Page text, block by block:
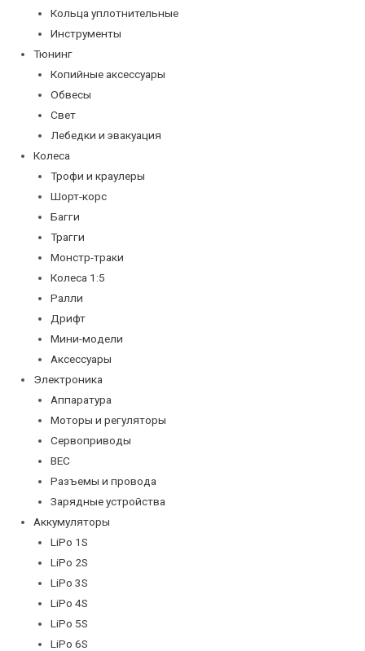
Кольца уплотнительные
Инструменты
Тюнинг
Копийные аксессуары
Обвесы
Свет
Лебедки и эвакуация
Колеса
Трофи и краулеры
Шорт-корс
Багги
Трагги
Монстр-траки
Колеса 1:5
Ралли
Дрифт
Мини-модели
Аксессуары
Электроника
Аппаратура
Моторы и регуляторы
Сервоприводы
BEC
Разъемы и провода
Зарядные устройства
Аккумуляторы
LiPo 1S
LiPo 2S
LiPo 3S
LiPo 4S
LiPo 5S
LiPo 6S